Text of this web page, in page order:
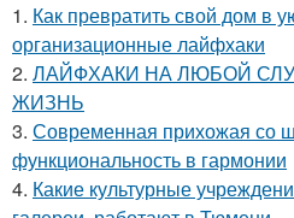
1. Как превратить свой дом в
организационные лайфхаки
2. ЛАЙФХАКИ НА ЛЮБОЙ
ЖИЗНЬ
3. Современная прихожая со
функциональность в гармонии
4. Какие культурные